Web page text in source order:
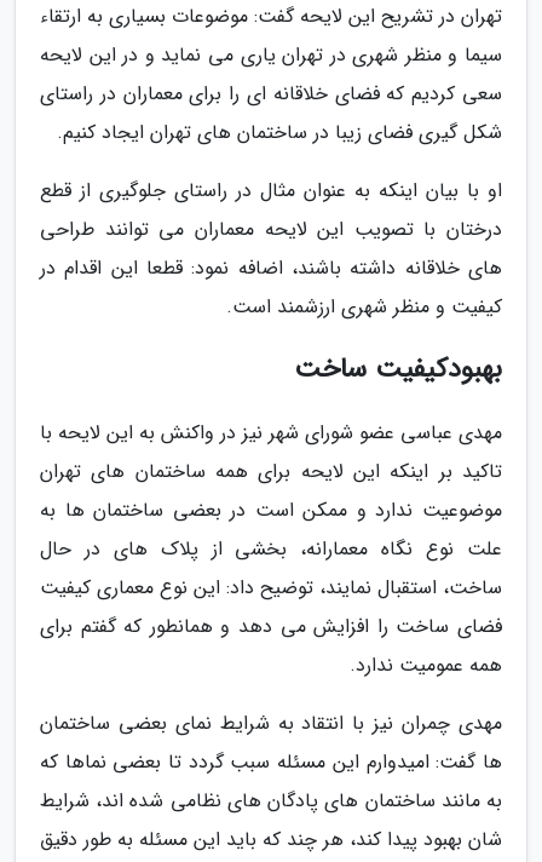
تهران در تشریح این لایحه گفت: موضوعات بسیاری به ارتقاء
سیما و منظر شهری در تهران یاری می نماید و در این لایحه
سعی کردیم که فضای خلاقانه ای را برای معماران در راستای
شکل گیری فضای زیبا در ساختمان های تهران ایجاد کنیم.
او با بیان اینکه به عنوان مثال در راستای جلوگیری از قطع
درختان با تصویب این لایحه معماران می توانند طراحی
های خلاقانه داشته باشند، اضافه نمود: قطعا این اقدام در
کیفیت و منظر شهری ارزشمند است.
بهبودکیفیت ساخت
مهدی عباسی عضو شورای شهر نیز در واکنش به این لایحه با
تاکید بر اینکه این لایحه برای همه ساختمان های تهران
موضوعیت ندارد و ممکن است در بعضی ساختمان ها به
علت نوع نگاه معمارانه، بخشی از پلاک های در حال
ساخت، استقبال نمایند، توضیح داد: این نوع معماری کیفیت
فضای ساخت را افزایش می دهد و همانطور که گفتم برای
همه عمومیت ندارد.
مهدی چمران نیز با انتقاد به شرایط نمای بعضی ساختمان
ها گفت: امیدوارم این مسئله سبب گردد تا بعضی نماها که
به مانند ساختمان های پادگان های نظامی شده اند، شرایط
شان بهبود پیدا کند، هر چند که باید این مسئله به طور دقیق